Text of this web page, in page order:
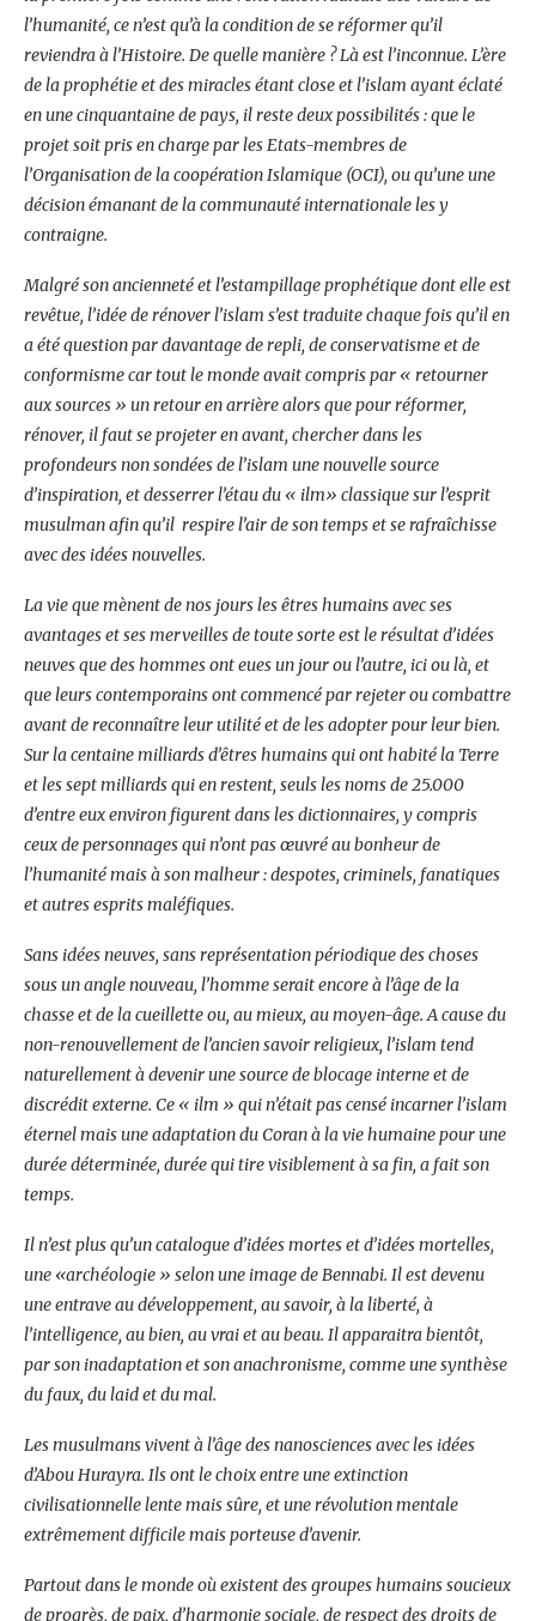
l’humanité, ce n’est qu’à la condition de se réformer qu’il
reviendra à l’Histoire. De quelle manière ? Là est l’inconnue. L’ère
de la prophétie et des miracles étant close et l’islam ayant éclaté
en une cinquantaine de pays, il reste deux possibilités : que le
projet soit pris en charge par les Etats-membres de
l’Organisation de la coopération Islamique (OCI), ou qu’une une
décision émanant de la communauté internationale les y
contraigne.
Malgré son ancienneté et l’estampillage prophétique dont elle est
revêtue, l’idée de rénover l’islam s’est traduite chaque fois qu’il en
a été question par davantage de repli, de conservatisme et de
conformisme car tout le monde avait compris par « retourner
aux sources » un retour en arrière alors que pour réformer,
rénover, il faut se projeter en avant, chercher dans les
profondeurs non sondées de l’islam une nouvelle source
d’inspiration, et desserrer l’étau du « ilm» classique sur l’esprit
musulman afin qu’il respire l’air de son temps et se rafraîchisse
avec des idées nouvelles.
La vie que mènent de nos jours les êtres humains avec ses
avantages et ses merveilles de toute sorte est le résultat d’idées
neuves que des hommes ont eues un jour ou l’autre, ici ou là, et
que leurs contemporains ont commencé par rejeter ou combattre
avant de reconnaître leur utilité et de les adopter pour leur bien.
Sur la centaine milliards d’êtres humains qui ont habité la Terre
et les sept milliards qui en restent, seuls les noms de 25.000
d’entre eux environ figurent dans les dictionnaires, y compris
ceux de personnages qui n’ont pas œuvré au bonheur de
l’humanité mais à son malheur : despotes, criminels, fanatiques
et autres esprits maléfiques.
Sans idées neuves, sans représentation périodique des choses
sous un angle nouveau, l’homme serait encore à l’âge de la
chasse et de la cueillette ou, au mieux, au moyen-âge. A cause du
non-renouvellement de l’ancien savoir religieux, l’islam tend
naturellement à devenir une source de blocage interne et de
discrédit externe. Ce « ilm » qui n’était pas censé incarner l’islam
éternel mais une adaptation du Coran à la vie humaine pour une
durée déterminée, durée qui tire visiblement à sa fin, a fait son
temps.
Il n’est plus qu’un catalogue d’idées mortes et d’idées mortelles,
une «archéologie » selon une image de Bennabi. Il est devenu
une entrave au développement, au savoir, à la liberté, à
l’intelligence, au bien, au vrai et au beau. Il apparaitra bientôt,
par son inadaptation et son anachronisme, comme une synthèse
du faux, du laid et du mal.
Les musulmans vivent à l’âge des nanosciences avec les idées
d’Abou Hurayra. Ils ont le choix entre une extinction
civilisationnelle lente mais sûre, et une révolution mentale
extrêmement difficile mais porteuse d’avenir.
Partout dans le monde où existent des groupes humains soucieux
de progrès, de paix, d’harmonie sociale, de respect des droits de